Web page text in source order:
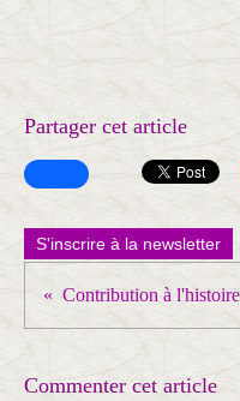
Partager cet article
S'inscrire à la newsletter
Commenter cet article